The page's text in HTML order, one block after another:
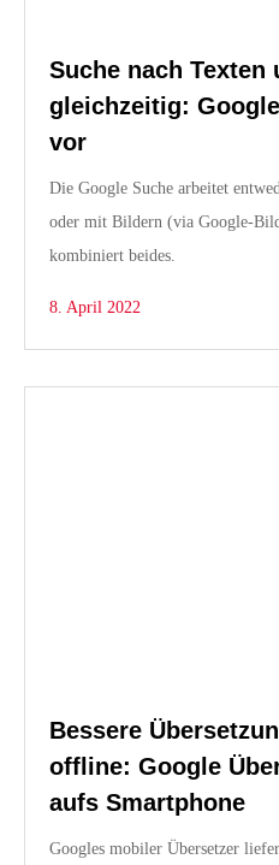
Suche nach Texten
gleichzeitig:
vor
Die Google Suche arbeitet
oder mit Bildern (via Google-
kombiniert beides.
8. April 2022
Bessere
offline: Google
aufs Smartphone
Googles mobiler Übersetzer